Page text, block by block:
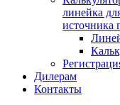
линейка
источника
Дилерам
Контакты